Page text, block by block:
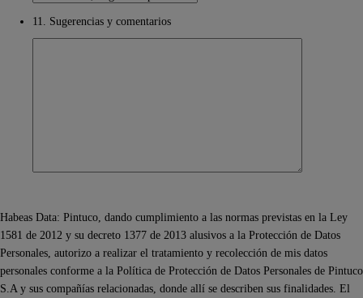
11. Sugerencias y comentarios
Habeas Data: Pintuco, dando cumplimiento a las normas previstas en la Ley
1581 de 2012 y su decreto 1377 de 2013 alusivos a la Protección de Datos
Personales, autorizo a realizar el tratamiento y recolección de mis datos
personales conforme a la Política de Protección de Datos Personales de Pintuco
S.A y sus compañías relacionadas, donde allí se describen sus finalidades. El